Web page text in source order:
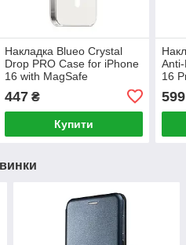
Накладка Blueo Crystal
Drop PRO Case for iPhone
16 with MagSafe
Transparent (B41-I16TR)
447₴
Купити
16
599